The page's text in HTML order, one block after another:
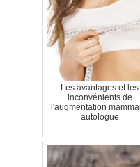
Les avantages et les
inconvénients de
l'augmentation
autologue